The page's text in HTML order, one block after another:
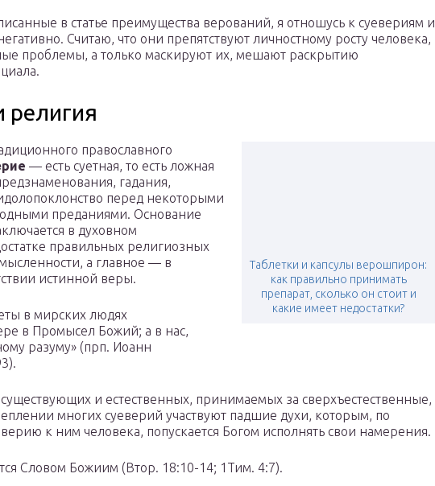
в статье преимущества верований, я отношусь к суевериям и
Считаю, что они препятствуют личностному росту человека,
проблемы, а только маскируют их, мешают раскрытию
религия
Таблетки и капсулы верошпирон:
как правильно принимать
препарат, сколько он стоит и
какие имеет недостатки?
православного
— есть суетная, то есть ложная
гадания,
перед некоторыми
преданиями. Основание
в духовном
правильных религиозных
а главное — в
истинной веры.
в мирских людях
в Промысел Божий; а в нас,
разуму» (прп. Иоанн
и естественных, принимаемых за сверхъестественные,
многих суеверий участвуют падшие духи, которым, по
к ним человека, попускается Богом исполнять свои намерения.
Словом Божиим (Втор. 18:10-14; 1Тим. 4:7).